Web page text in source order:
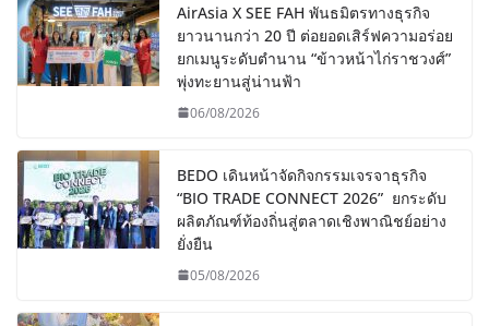
AirAsia X SEE FAH พันธมิตรทางธุรกิจ
ยาวนานกว่า 20 ปี ต่อยอดเสิร์ฟความอร่อย
ยกเมนูระดับตำนาน “ข้าวหน้าไก่ราชวงศ์”
พุ่งทะยานสู่น่านฟ้า
06/08/2026
BEDO เดินหน้าจัดกิจกรรมเจรจาธุรกิจ
“BIO TRADE CONNECT 2026” ยกระดับ
ผลิตภัณฑ์ท้องถิ่นสู่ตลาดเชิงพาณิชย์อย่าง
ยั่งยืน
05/08/2026